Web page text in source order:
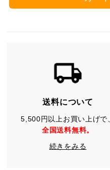
送料について
5,500円以上お買い上げで
全国送料無料。
続きをみる